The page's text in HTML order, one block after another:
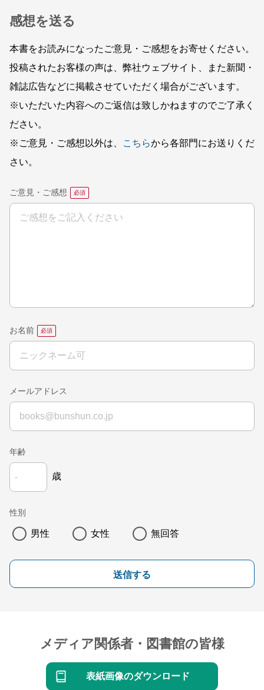
感想を送る
本書をお読みになったご意見・ご感想をお寄せください。
投稿されたお客様の声は、弊社ウェブサイト、また新聞・
雑誌広告などに掲載させていただく場合がございます。
※いただいた内容へのご返信は致しかねますのでご了承く
ださい。
※ご意見・ご感想以外は、
こちらから各部門にお送りくだ
さい。
ご意見・ご感想
お名前
メールアドレス
年齢
歳
性別
男性 女性 無回答
送信する
メディア関係者・図書館の皆様
表紙画像のダウンロード